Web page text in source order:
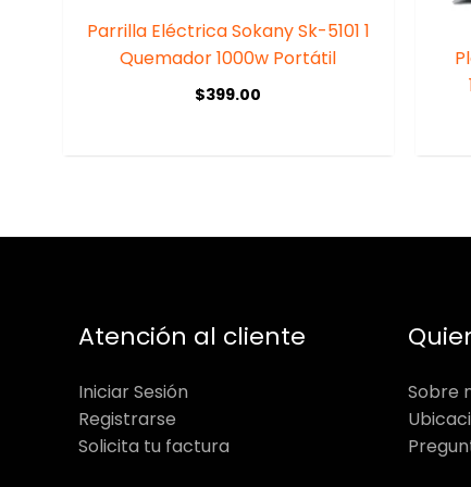
Parrilla Eléctrica Sokany Sk-5101 1
Quemador 1000w Portátil
$399.00
Atención al cliente
Iniciar Sesión
Registrarse
Solicita tu factura
Sobre